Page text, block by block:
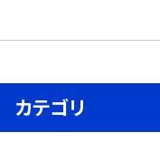
カテゴリ